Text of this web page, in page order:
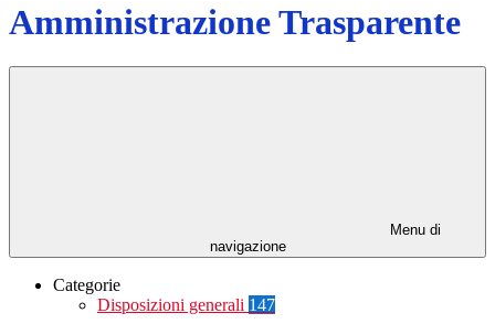
Amministrazione Trasparente
Menu di
navigazione
Categorie
Disposizioni generali 147